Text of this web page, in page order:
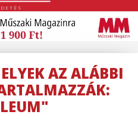
AZ ALÁBBI